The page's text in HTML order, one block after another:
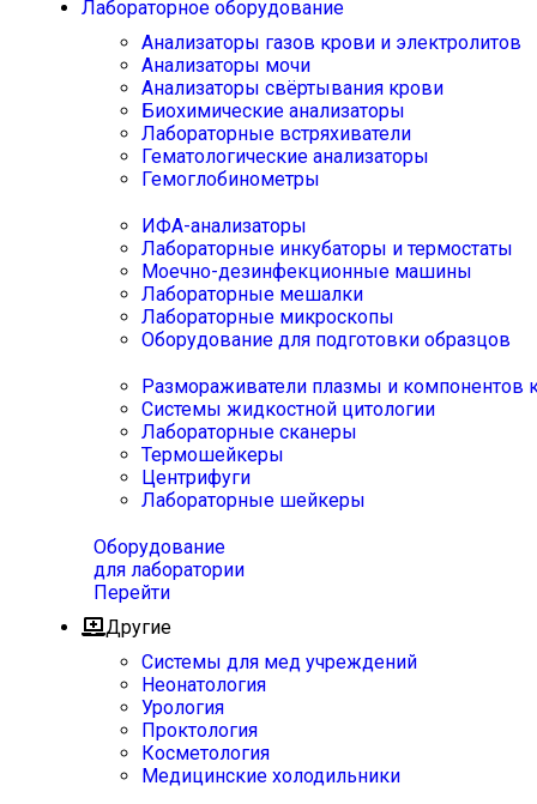
Лабораторное оборудование
Анализаторы газов крови и электролитов
Анализаторы мочи
Анализаторы свёртывания крови
Биохимические анализаторы
Лабораторные встряхиватели
Гематологические анализаторы
Гемоглобинометры
ИФА-анализаторы
Лабораторные инкубаторы и термостаты
Моечно-дезинфекционные машины
Лабораторные мешалки
Лабораторные микроскопы
Оборудование для подготовки образцов
Размораживатели плазмы и компонентов
Системы жидкостной цитологии
Лабораторные сканеры
Термошейкеры
Центрифуги
Лабораторные шейкеры
Оборудование
для лаборатории
Перейти
Другие
Системы для мед учреждений
Неонатология
Урология
Проктология
Косметология
Медицинские холодильники